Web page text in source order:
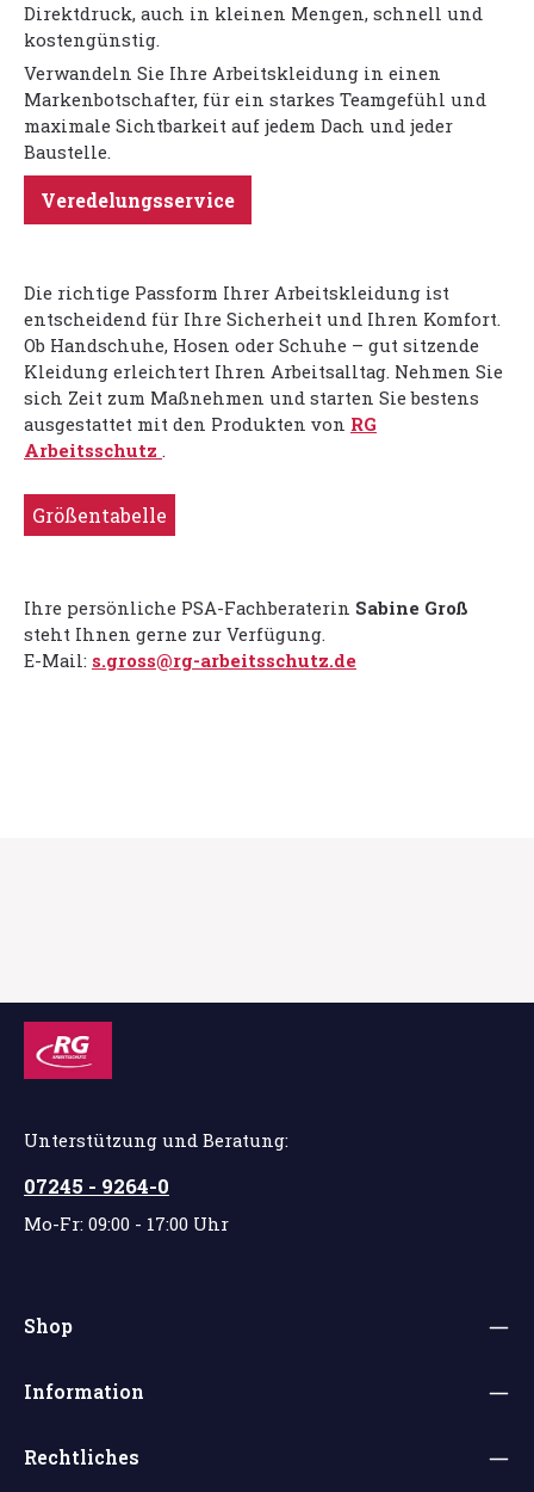
Direktdruck, auch in kleinen Mengen, schnell und
kostengünstig.
Verwandeln Sie Ihre Arbeitskleidung in einen
Markenbotschafter, für ein starkes Teamgefühl und
maximale Sichtbarkeit auf jedem Dach und jeder
Baustelle.
Veredelungsservice
Die richtige Passform Ihrer Arbeitskleidung ist
entscheidend für Ihre Sicherheit und Ihren Komfort.
Ob Handschuhe, Hosen oder Schuhe – gut sitzende
Kleidung erleichtert Ihren Arbeitsalltag. Nehmen Sie
sich Zeit zum Maßnehmen und starten Sie bestens
ausgestattet mit den Produkten von RG
Arbeitsschutz .
Größentabelle
Ihre persönliche PSA-Fachberaterin Sabine Groß
steht Ihnen gerne zur Verfügung.
E-Mail: s.gross@rg-arbeitsschutz.de
Unterstützung und Beratung:
07245 - 9264-0
Mo-Fr: 09:00 - 17:00 Uhr
Shop
Information
Rechtliches